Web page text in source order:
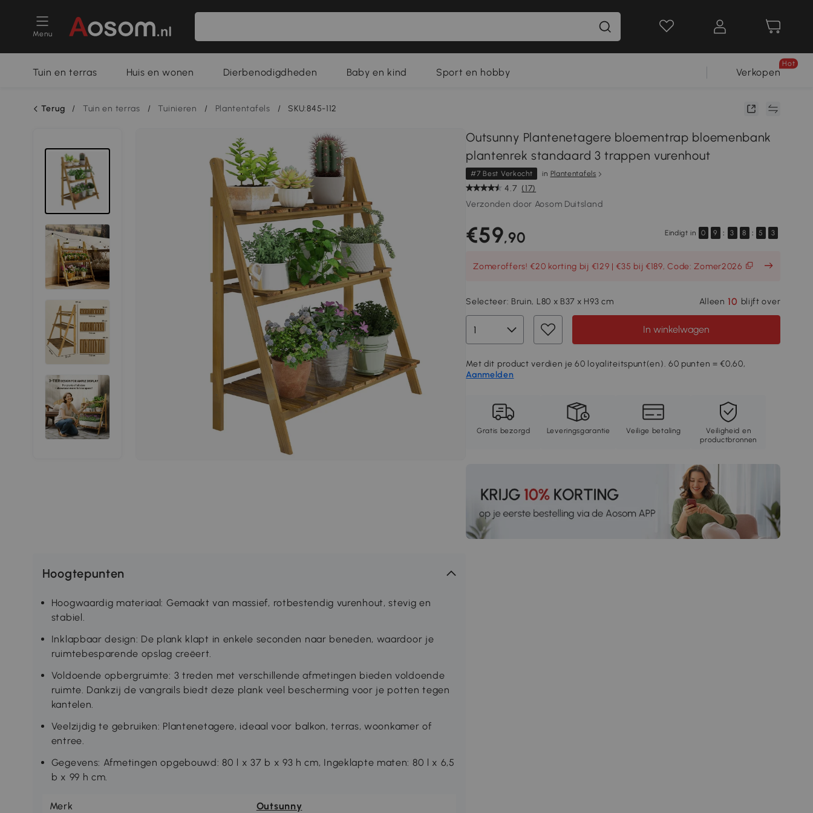
Menu
Tuin en terras Huis en wonen Dierbenodigdheden Baby en kind Sport en hobby Verkopen
Hot
Terug / Tuin en terras / Tuinieren / Plantentafels / SKU:845-112
Outsunny Plantenetagere bloementrap bloemenbank
plantenrek standaard 3 trappen vurenhout
#7 Best Verkocht in Plantentafels
4.7 (17)
Verzonden door Aosom Duitsland
€59,90 Eindigt in 0 9 : 3 8 : 5 2
Zomeroffers! €20 korting bij €129 | €35 bij €189, Code: Zomer2026
Selecteer: Bruin, L80 x B37 x H93 cm Alleen 10 blijft over
In winkelwagen
Met dit product verdien je 60 loyaliteitspunt(en). 60 punten = €0,60,
Aanmelden
Gratis bezorgd Leveringsgarantie Veilige betaling
Veiligheid en
productbronnen
Hoogtepunten
Hoogwaardig materiaal: Gemaakt van massief, rotbestendig vurenhout, stevig en
stabiel.
Inklapbaar design: De plank klapt in enkele seconden naar beneden, waardoor je
ruimtebesparende opslag creëert.
Voldoende opbergruimte: 3 treden met verschillende afmetingen bieden voldoende
ruimte. Dankzij de vangrails biedt deze plank veel bescherming voor je potten tegen
kantelen.
Veelzijdig te gebruiken: Plantenetagere, ideaal voor balkon, terras, woonkamer of
entree.
Gegevens: Afmetingen opgebouwd: 80 l x 37 b x 93 h cm, Ingeklapte maten: 80 l x 6,5
b x 99 h cm.
Merk Outsunny